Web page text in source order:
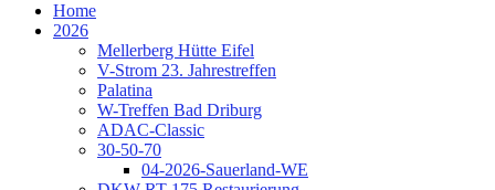
Home
2026
Mellerberg Hütte Eifel
V-Strom 23. Jahrestreffen
Palatina
W-Treffen Bad Driburg
ADAC-Classic
30-50-70
04-2026-Sauerland-WE